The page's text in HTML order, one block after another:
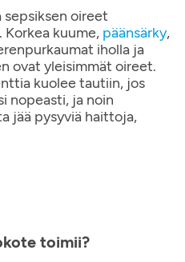
oireet
kuume, päänsärky,
iholla ja
ovat yleisimmät oireet.
kuolee tautiin, jos
nopeasti, ja noin
jää pysyviä haittoja,
toimii?